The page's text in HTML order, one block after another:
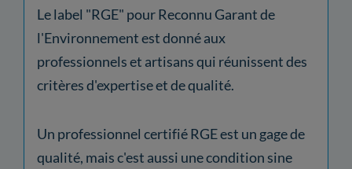
Le label "RGE" pour Reconnu Garant de
l'Environnement est donné aux
professionnels et artisans qui réunissent des
critères d'expertise et de qualité.
Un professionnel certifié RGE est un gage de
qualité, mais c'est aussi une condition sine